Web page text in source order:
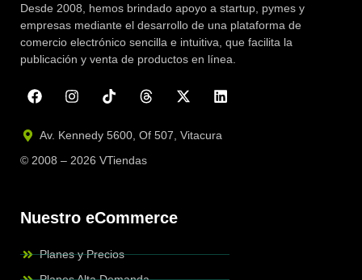
Desde 2008, hemos brindado apoyo a startup, pymes y
empresas mediante el desarrollo de una plataforma de
comercio electrónico sencilla e intuitiva, que facilita la
publicación y venta de productos en línea.
Av. Kennedy 5600, Of 507, Vitacura
© 2008 – 2026 VTiendas
Nuestro eCommerce
Planes y Precios